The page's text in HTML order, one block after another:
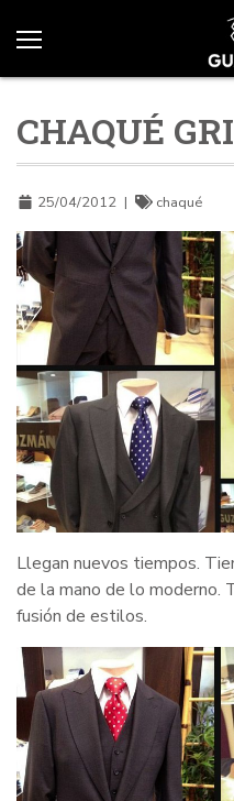
CHAQUÉ
25/04/2012 | chaqué
Llegan nuevos tiempos.
de la mano de lo moderno.
fusión de estilos.